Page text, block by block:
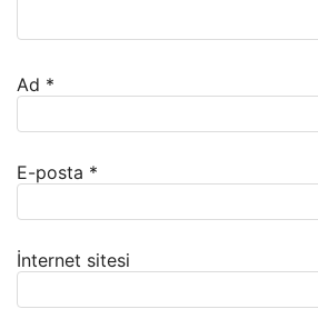
Ad *
E-posta *
İnternet sitesi